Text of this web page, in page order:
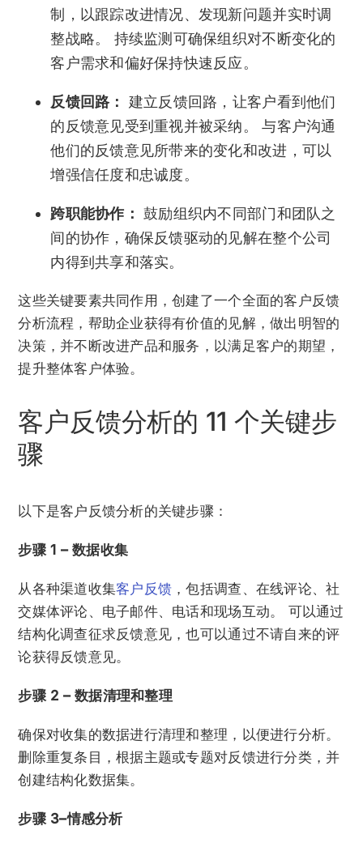
制，以跟踪改进情况、发现新问题并实时调
整战略。 持续监测可确保组织对不断变化的
客户需求和偏好保持快速反应。
反馈回路： 建立反馈回路，让客户看到他们
的反馈意见受到重视并被采纳。 与客户沟通
他们的反馈意见所带来的变化和改进，可以
增强信任度和忠诚度。
跨职能协作：鼓励组织内不同部门和团队之
间的协作，确保反馈驱动的见解在整个公司
内得到共享和落实。
这些关键要素共同作用，创建了一个全面的客户反馈
分析流程，帮助企业获得有价值的见解，做出明智的
决策，并不断改进产品和服务，以满足客户的期望，
提升整体客户体验。
客户反馈分析的 11 个关键步
骤
以下是客户反馈分析的关键步骤：
步骤 1 – 数据收集
从各种渠道收集客户反馈 ，包括调查、在线评论、社
交媒体评论、电子邮件、电话和现场互动。 可以通过
结构化调查征求反馈意见，也可以通过不请自来的评
论获得反馈意见。
步骤 2 – 数据清理和整理
确保对收集的数据进行清理和整理，以便进行分析。
删除重复条目，根据主题或专题对反馈进行分类，并
创建结构化数据集。
步骤 3–情感分析